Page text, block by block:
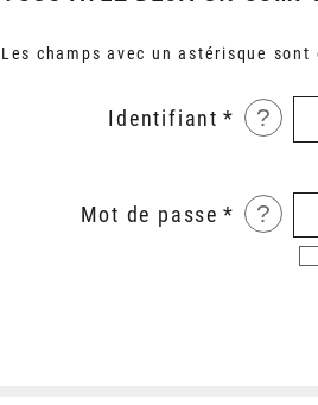
Les champs avec un astérisque
Identifiant ?
Mot de passe ?